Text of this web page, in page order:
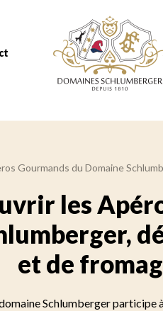
Domaines
Gourmands du Domaine
les
et de
Schlumberger participe